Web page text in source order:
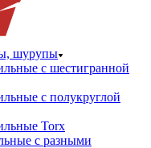
шурупы
с шестигранной
с полукруглой
Torx
с разными